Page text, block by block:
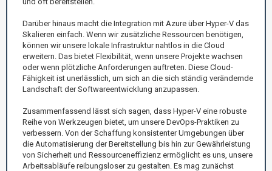
Darüber hinaus macht die Integration mit Azure über Hyper-V das
Skalieren einfach. Wenn wir zusätzliche Ressourcen benötigen,
können wir unsere lokale Infrastruktur nahtlos in die Cloud
erweitern. Das bietet Flexibilität, wenn unsere Projekte wachsen
oder wenn plötzliche Anforderungen auftreten. Diese Cloud-
Fähigkeit ist unerlässlich, um sich an die sich ständig verändernde
Landschaft der Softwareentwicklung anzupassen.
Zusammenfassend lässt sich sagen, dass Hyper-V eine robuste
Reihe von Werkzeugen bietet, um unsere DevOps-Praktiken zu
verbessern. Von der Schaffung konsistenter Umgebungen über
die Automatisierung der Bereitstellung bis hin zur Gewährleistung
von Sicherheit und Ressourceneffizienz ermöglicht es uns, unsere
Arbeitsabläufe reibungsloser zu gestalten. Es mag zunächst